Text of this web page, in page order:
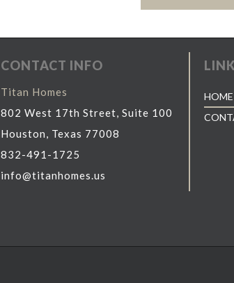
CONTACT INFO
Titan Homes
802 West 17th Street, Suite 100
Houston, Texas 77008
832-491-1725
info@titanhomes.us
HOME